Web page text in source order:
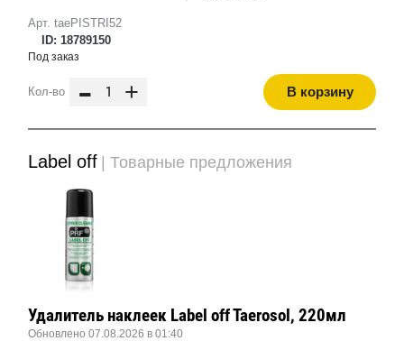
Арт. taePISTRI52
ID: 18789150
Под заказ
Кол-во - + В корзину
Label off | Товарные предложения
Удалитель наклеек Label off Taerosol, 220мл
Обновлено 07.08.2026 в 01:40